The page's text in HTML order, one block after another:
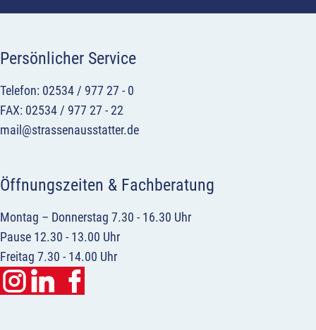
Persönlicher Service
Telefon: 02534 / 977 27 - 0
FAX: 02534 / 977 27 - 22
mail@strassenausstatter.de
Öffnungszeiten & Fachberatung
Montag – Donnerstag 7.30 - 16.30 Uhr
Pause 12.30 - 13.00 Uhr
Freitag 7.30 - 14.00 Uhr